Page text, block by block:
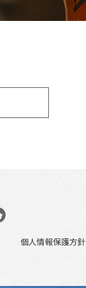
個人情報保護方針